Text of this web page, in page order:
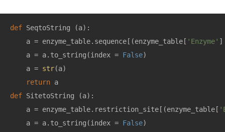
def SeqtoString (a):
    a = enzyme_table.sequence[(enzyme_table[
'Enzyme' ]
    a = a.to_string(index =
False)
    a =
str(a)
return
def SitetoString (a):
    a = enzyme_table.restriction_site[(enzyme_table[
    a = a.to_string(index =
False)